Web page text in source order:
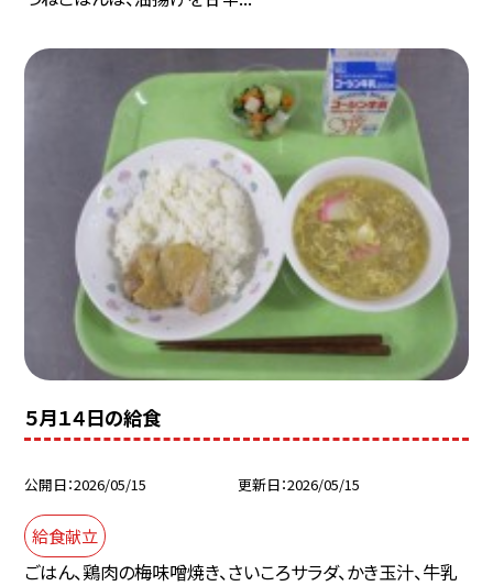
５月１４日の給食
公開日 2026/05/15 更新日 2026/05/15
給食献立
ごはん、鶏肉の梅味噌焼き、さいころサラダ、かき玉汁、牛乳